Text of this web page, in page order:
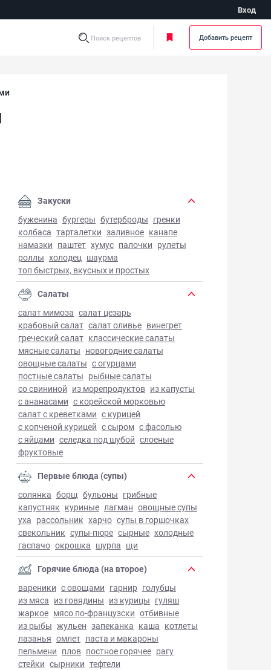
Вход
Поиск рецептов Добавить рецепт
с тунцом и маслинами - фото готового блюда
Закуски
буженина бургеры бутерброды гренки
колбаса тарталетки заливное канапе
намазки паштет хумус палочки рулеты
роллы холодец шаурма
топ быстрых, вкусных и простых
Салаты
салат мимоза салат цезарь
крабовый салат салат оливье винегрет
греческий салат классические салаты
мясные салаты новогодние салаты
овощные салаты с огурцами
постные салаты рыбные салаты
со свининой из морепродуктов из капусты
с ананасами с корейской морковью
салат с креветками с курицей
с копченой курицей с сыром с фасолью
с яйцами селедка под шубой слоеные
фруктовые
Первые блюда (супы)
солянка борщ бульоны грибные
капустняк куриные лагман овощные супы
уха рассольник харчо супы в горшочках
свекольник супы-пюре сырные холодные
гаспачо окрошка шурпа щи
Горячие блюда (на второе)
вареники с овощами гарнир голубцы
из мяса из говядины из курицы гуляш
жаркое мясо по-французски отбивные
из рыбы жульен запеканка каша котлеты
лазанья омлет паста и макароны
пельмени плов постное горячее рагу
стейки сырники тефтели